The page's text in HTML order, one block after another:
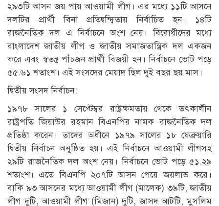
২৯৩টি আসন জয় পায় আওয়ামী লীগ। এর মধ্যে ১১টি আসনে
দলটির প্রার্থী বিনা প্রতিদ্বন্দ্বিতায় নির্বাচিত হন। ১৪টি
রাজনৈতিক দল এ নির্বাচনে অংশ নেয়। বিরোধীদের মধ্যে
বাংলাদেশ জাতীয় লীগ ও জাতীয় সমাজতান্ত্রিক দল একজন
করে এবং স্বতন্ত্র পাঁচজন প্রার্থী বিজয়ী হন। নির্বাচনে ভোট পড়ে
৫৫.৬১ শতাংশ। এই সংসদের মেয়াদ ছিল দুই বছর ছয় মাস।
দ্বিতীয় সংসদ নির্বাচন:
১৯৭৮ সালের ১ সেপ্টেম্বর রাষ্ট্রক্ষমতায় থেকে তৎকালীন
রাষ্ট্রপতি জিয়াউর রহমান বিএনপির নামক রাজনৈতিক দল
প্রতিষ্ঠা করেন। তাদের অধীনে ১৯৭৯ সালের ১৮ ফেব্রুয়ারি
দ্বিতীয় নির্বাচন অনুষ্ঠিত হয়। এই নির্বাচনে আওয়ামী লীগসহ
২৯টি রাজনৈতিক দল অংশ নেয়। নির্বাচনে ভোট পড়ে ৫১.২৯
শতাংশ। এতে বিএনপি ২০৭টি আসন পেয়ে জয়লাভ করে।
বাকি ৯৩ আসনের মধ্যে আওয়ামী লীগ (মালেক) ৩৯টি, জাতীয়
লীগ দুটি, আওয়ামী লীগ (মিজান) দুটি, জাসদ আটটি, মুসলিম